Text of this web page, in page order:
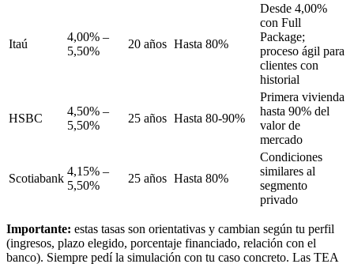
Itaú
4,00% –
5,50%
20 años Hasta 80%
Desde 4,00%
con Full
Package;
proceso ágil para
clientes con
historial
HSBC
4,50% –
5,50%
25 años Hasta 80-90%
Primera vivienda
hasta 90% del
valor de
mercado
Scotiabank
4,15% –
5,50%
25 años Hasta 80%
Condiciones
similares al
segmento
privado
Importante: estas tasas son orientativas y cambian según tu perfil
(ingresos, plazo elegido, porcentaje financiado, relación con el
banco). Siempre pedí la simulación con tu caso concreto. Las TEA